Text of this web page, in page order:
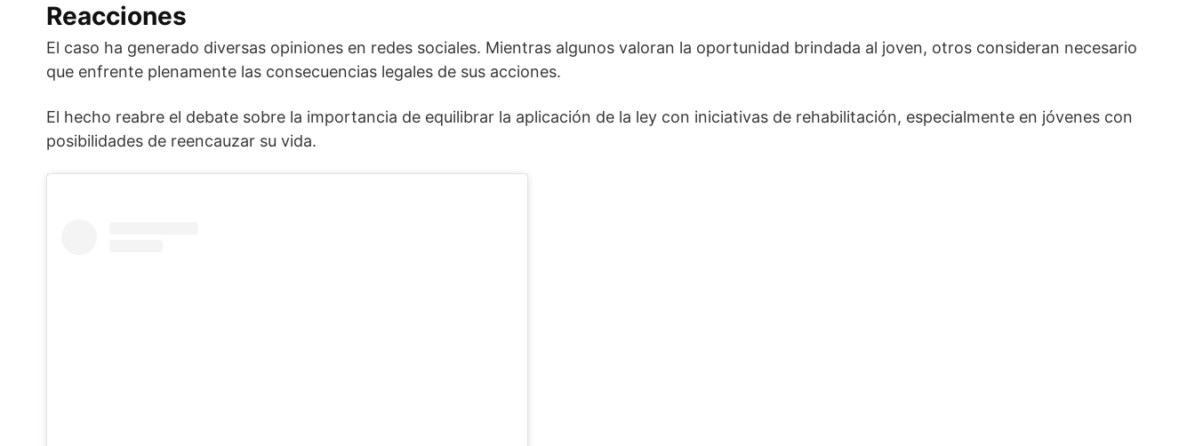
Reacciones
El caso ha generado diversas opiniones en redes sociales. Mientras algunos valoran la oportunidad brindada al joven, otros consideran necesario
que enfrente plenamente las consecuencias legales de sus acciones.
El hecho reabre el debate sobre la importancia de equilibrar la aplicación de la ley con iniciativas de rehabilitación, especialmente en jóvenes con
posibilidades de reencauzar su vida.